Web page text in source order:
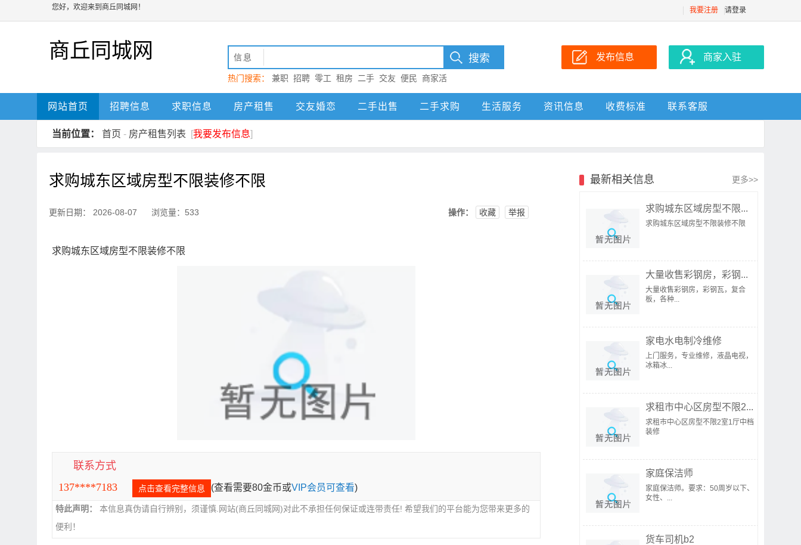
您好，欢迎来到商丘同城网！ 我要注册 请登录
商丘同城网 信息
热门搜索： 兼职 招聘 零工 租房 二手 交友 便民
商家活
动 商丘
发布信息 商家入驻
网站首页 招聘信息 求职信息 房产租售 交友婚恋 二手出售 二手求购 生活服务 资讯信息 收费标准 联系客服
当前位置： 首页 - 房产租售列表 [我要发布信息]
求购城东区域房型不限装修不限
更新日期： 2026-08-07 浏览量：533 操作： 收藏 举报
求购城东区域房型不限装修不限
联系方式
137****7183
点击查看完整信息 (查看需要80金币或VIP会员可查看)
特此声明：
本信息真伪请自行辨别，须谨慎.网站(商丘同城网)对此不承担任何保证或连带责任! 希望我们的平台能为您带来更多的
便利！
最新相关信息 更多>>
求购城东区域房型不限...
求购城东区域房型不限装修不限
大量收售彩钢房，彩钢...
大量收售彩钢房，彩钢瓦，复合
板，各种...
家电水电制冷维修
上门服务，专业维修，液晶电视，
冰箱冰...
求租市中心区房型不限2...
求租市中心区房型不限2室1厅中档
装修
家庭保洁师
家庭保洁师。要求：50周岁以下、
女性、...
货车司机b2